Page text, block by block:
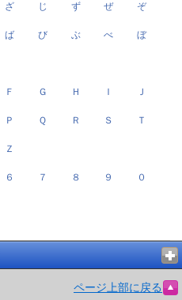
ざ じ ず ぜ ぞ
ば び ぶ べ ぼ
Ｆ Ｇ Ｈ Ｉ Ｊ
Ｐ Ｑ Ｒ Ｓ Ｔ
Ｚ
６ ７ ８ ９ ０
ページ上部に戻る